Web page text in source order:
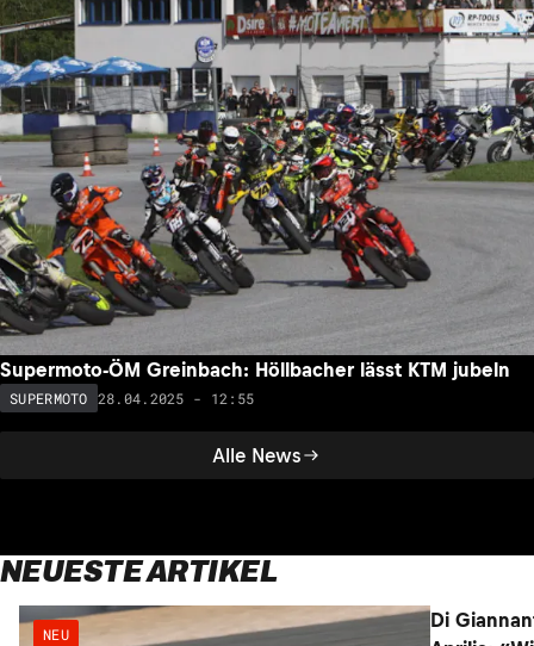
Alle News
Supermoto-ÖM Greinbach: Höllbacher lässt KTM jubeln
SUPERMOTO 28.04.2025 - 12:55
NEUESTE ARTIKEL
NEU